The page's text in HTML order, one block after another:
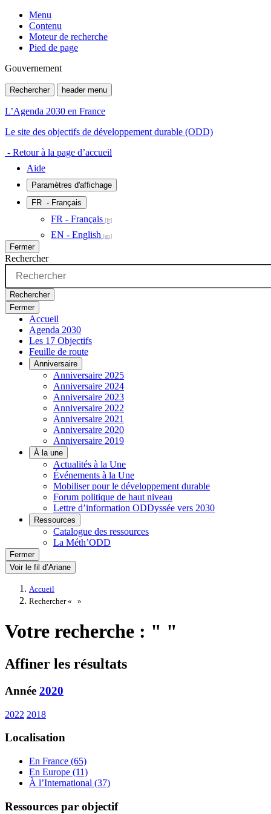
Menu
Contenu
Moteur de recherche
Pied de page
Gouvernement
Rechercher header menu
L’Agenda 2030 en France
Le site des objectifs de développement durable (ODD)
- Retour à la page d’accueil
Aide
Paramètres d'affichage
FR - Français
FR - Français
EN - English
Fermer
Rechercher
Rechercher
Fermer
Accueil
Agenda 2030
Les 17 Objectifs
Feuille de route
Anniversaire
Anniversaire 2025
Anniversaire 2024
Anniversaire 2023
Anniversaire 2022
Anniversaire 2021
Anniversaire 2020
Anniversaire 2019
À la une
Actualités à la Une
Événements à la Une
Mobiliser pour le développement durable
Forum politique de haut niveau
Lettre d’information ODDyssée vers 2030
Ressources
Catalogue des ressources
La Méth’ODD
Fermer
Voir le fil d’Ariane
Accueil
Rechercher «
»
Votre recherche : " "
Affiner les résultats
Année 2020
2022 2018
Localisation
En France (65)
En Europe (11)
À l’International (37)
Ressources par objectif